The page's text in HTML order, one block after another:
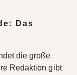
Das
die große
Redaktion gibt